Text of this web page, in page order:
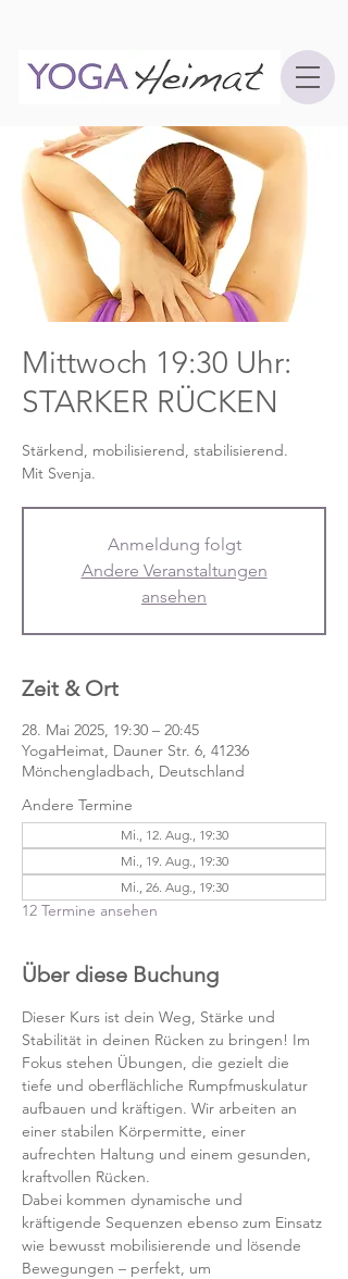
Mittwoch 19:30 Uhr:
STARKER RÜCKEN
Stärkend, mobilisierend, stabilisierend.
Mit Svenja.
Anmeldung folgt
Andere Veranstaltungen
ansehen
Zeit & Ort
28. Mai 2025, 19:30 – 20:45
YogaHeimat, Dauner Str. 6, 41236
Mönchengladbach, Deutschland
Andere Termine
Mi., 12. Aug., 19:30
Mi., 19. Aug., 19:30
Mi., 26. Aug., 19:30
12 Termine ansehen
Über diese Buchung
Dieser Kurs ist dein Weg, Stärke und
Stabilität in deinen Rücken zu bringen! Im
Fokus stehen Übungen, die gezielt die
tiefe und oberflächliche Rumpfmuskulatur
aufbauen und kräftigen. Wir arbeiten an
einer stabilen Körpermitte, einer
aufrechten Haltung und einem gesunden,
kraftvollen Rücken.
Dabei kommen dynamische und
kräftigende Sequenzen ebenso zum Einsatz
wie bewusst mobilisierende und lösende
Bewegungen – perfekt, um